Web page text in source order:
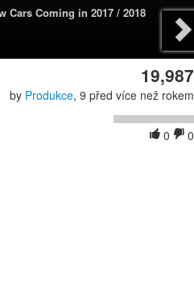
Cars Coming in 2017 / 2018
19,987
by Produkce, 9 před více než rokem
0 0